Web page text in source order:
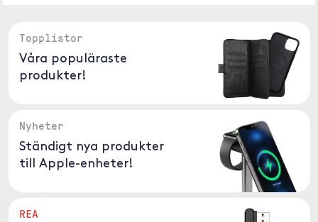
Topplistor
Våra populäraste
produkter!
Nyheter
Ständigt nya produkter
till Apple-enheter!
REA